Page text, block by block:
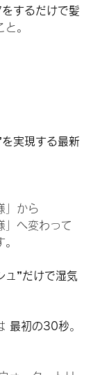
するだけで髪
と。
実現する最新
」から
」へ変わって
ュ”だけで湿気
最初の30秒。